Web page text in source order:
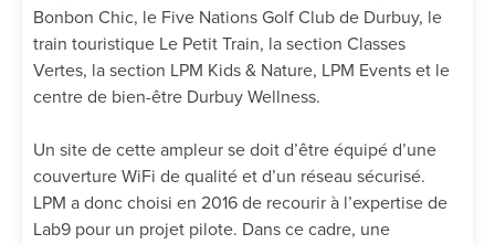
Bonbon Chic, le Five Nations Golf Club de Durbuy, le
train touristique Le Petit Train, la section Classes
Vertes, la section LPM Kids & Nature, LPM Events et le
centre de bien-être Durbuy Wellness.
Un site de cette ampleur se doit d’être équipé d’une
couverture WiFi de qualité et d’un réseau sécurisé.
LPM a donc choisi en 2016 de recourir à l’expertise de
Lab9 pour un projet pilote. Dans ce cadre, une